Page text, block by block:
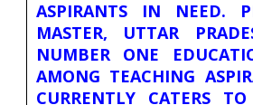
ASPIRANTS IN NEED.
MASTER, UTTAR
NUMBER ONE
AMONG TEACHING
CURRENTLY CATERS